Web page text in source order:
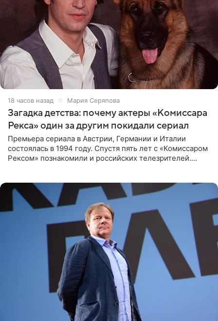
18 часов назад Мария Серяпова
Загадка детства: почему актеры «Комиссара
Рекса» один за другим покидали сериал
Премьера сериала в Австрии, Германии и Италии
состоялась в 1994 году. Спустя пять лет с «Комиссаром
Рексом» познакомили и российских телезрителей.